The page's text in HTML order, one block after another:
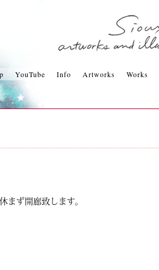
YouTube Info Artworks Works
ず開廊致します。